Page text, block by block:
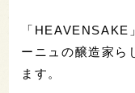
「
ーニュの醸造家ら
ます。